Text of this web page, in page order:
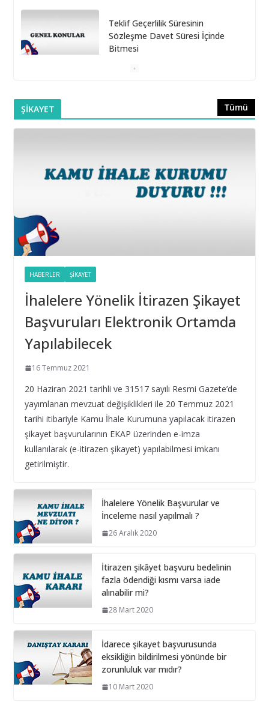
Teklif Geçerlilik Süresinin
Sözleşme Davet Süresi İçinde
Bitmesi
6 Ekim 2025
Doğrudan Temin Alımlarına İlişkin Muayene ve Kabul
Komisyonunun Kurulmaması
16 Eylül 2025
16 Eylül 2025
Hatalı Belirlenmesi
16 Eylül 2025
Yıl Boyunca Yapılan Alımların 3 (g) İstisna Limitinin
Aşılması
16 Eylül 2025
İhale Tarihinden Sonra Yaklaşık Maliyetin
Güncellenmesi ve Sınır Değer Hesabı
28 Şubat 2025
Bilişim hizmet alımı ihalelerinde istenecek belgeleri
ortak girişim olması durumunda kim sunmalı ?
10 Aralık 2024
Bilişim hizmet alımı ihalelerinde istenecek belgeler
İhale Dosyasında çalışacak
personelin çalışma saatlerinin
tamamını idarede geçirmiyorsa ?
ŞİKAYET Tümü
HABERLER ŞIKAYET
İhalelere Yönelik İtirazen Şikayet
Başvuruları Elektronik Ortamda
Yapılabilecek
16 Temmuz 2021
20 Haziran 2021 tarihli ve 31517 sayılı Resmi Gazete’de
yayımlanan mevzuat değişiklikleri ile 20 Temmuz 2021
tarihi itibariyle Kamu İhale Kurumuna yapılacak itirazen
şikayet başvurularının EKAP üzerinden e-imza
kullanılarak (e-itirazen şikayet) yapılabilmesi imkanı
getirilmiştir.
İhalelere Yönelik Başvurular ve
İnceleme nasıl yapılmalı ?
26 Aralık 2020
İtirazen şikâyet başvuru bedelinin
fazla ödendiği kısmı varsa iade
alınabilir mi?
28 Mart 2020
İdarece şikayet başvurusunda
eksikliğin bildirilmesi yönünde bir
zorunluluk var mıdır?
10 Mart 2020